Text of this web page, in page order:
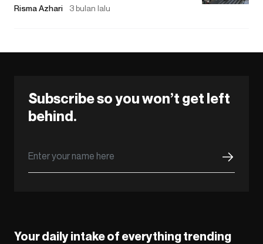
Risma Azhari 3 bulan lalu
Subscribe so you won’t get left
behind.
Your daily intake of everything trending